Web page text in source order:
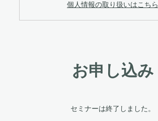
個人情報の取り扱いはこちら
お申し込み
セミナーは終了しました。